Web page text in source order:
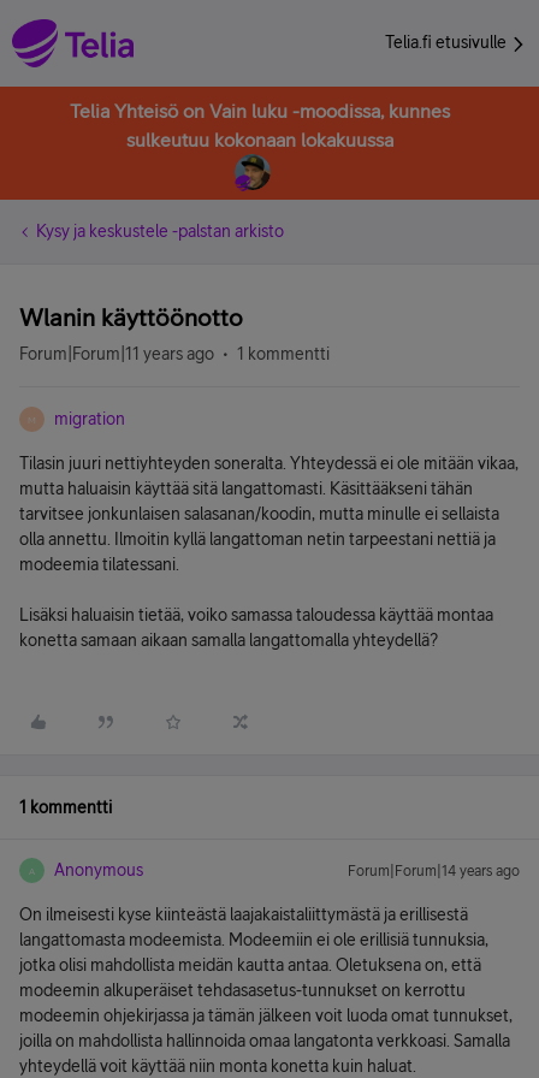
Telia.fi etusivulle
Telia Yhteisö on Vain luku -moodissa, kunnes
sulkeutuu kokonaan lokakuussa
Kysy ja keskustele -palstan arkisto
Wlanin käyttöönotto
Forum|Forum|11 years ago 1 kommentti
M migration
Tilasin juuri nettiyhteyden soneralta. Yhteydessä ei ole mitään vikaa,
mutta haluaisin käyttää sitä langattomasti. Käsittääkseni tähän
tarvitsee jonkunlaisen salasanan/koodin, mutta minulle ei sellaista
olla annettu. Ilmoitin kyllä langattoman netin tarpeestani nettiä ja
modeemia tilatessani.
Lisäksi haluaisin tietää, voiko samassa taloudessa käyttää montaa
konetta samaan aikaan samalla langattomalla yhteydellä?
1 kommentti
A Anonymous Forum|Forum|14 years ago
On ilmeisesti kyse kiinteästä laajakaistaliittymästä ja erillisestä
langattomasta modeemista. Modeemiin ei ole erillisiä tunnuksia,
jotka olisi mahdollista meidän kautta antaa. Oletuksena on, että
modeemin alkuperäiset tehdasasetus-tunnukset on kerrottu
modeemin ohjekirjassa ja tämän jälkeen voit luoda omat tunnukset,
joilla on mahdollista hallinnoida omaa langatonta verkkoasi. Samalla
yhteydellä voit käyttää niin monta konetta kuin haluat.